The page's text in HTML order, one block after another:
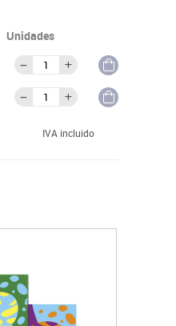
Unidades
IVA incluido